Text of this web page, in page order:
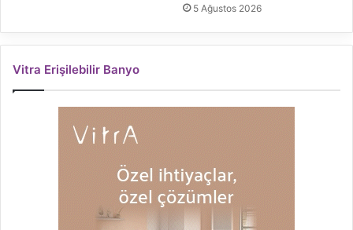
5 Ağustos 2026
Vitra Erişilebilir Banyo